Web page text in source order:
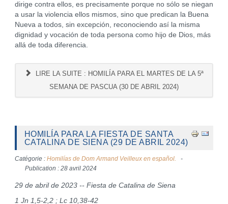
dirige contra ellos, es precisamente porque no sólo se niegan
a usar la violencia ellos mismos, sino que predican la Buena
Nueva a todos, sin excepción, reconociendo así la misma
dignidad y vocación de toda persona como hijo de Dios, más
allá de toda diferencia.
LIRE LA SUITE : HOMILÍA PARA EL MARTES DE LA 5ª
SEMANA DE PASCUA (30 DE ABRIL 2024)
HOMILÍA PARA LA FIESTA DE SANTA
CATALINA DE SIENA (29 DE ABRIL 2024)
Catégorie : Homilías de Dom Armand Veilleux en español.
Publication : 28 avril 2024
29 de abril de 2023 -- Fiesta de Catalina de Siena
1 Jn 1,5-2,2 ; Lc 10,38-42